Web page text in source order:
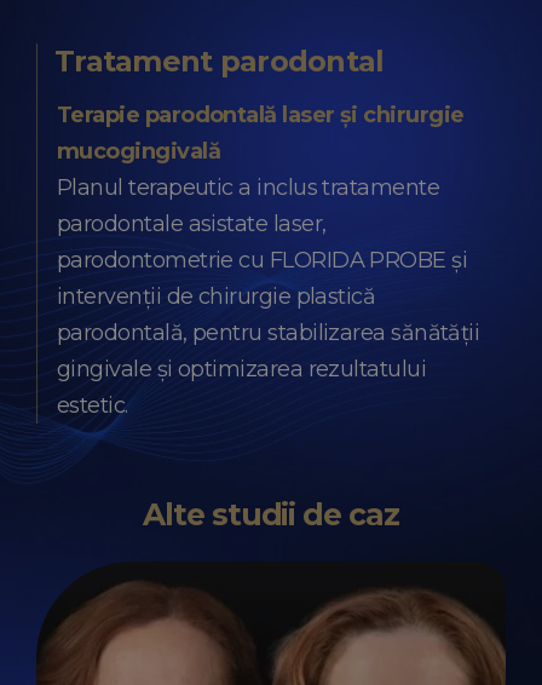
Tratament parodontal
Terapie parodontală laser și chirurgie
mucogingivală
Planul terapeutic a inclus tratamente
parodontale asistate laser,
parodontometrie cu FLORIDA PROBE și
intervenții de chirurgie plastică
parodontală, pentru stabilizarea sănătății
gingivale și optimizarea rezultatului
estetic.
Alte studii de caz